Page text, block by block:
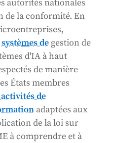
autorités nationales
de la conformité. En
systèmes degestion de
d'IA à haut
de manière
États membres
activités de
adaptées aux
de la loi sur
à comprendre et à